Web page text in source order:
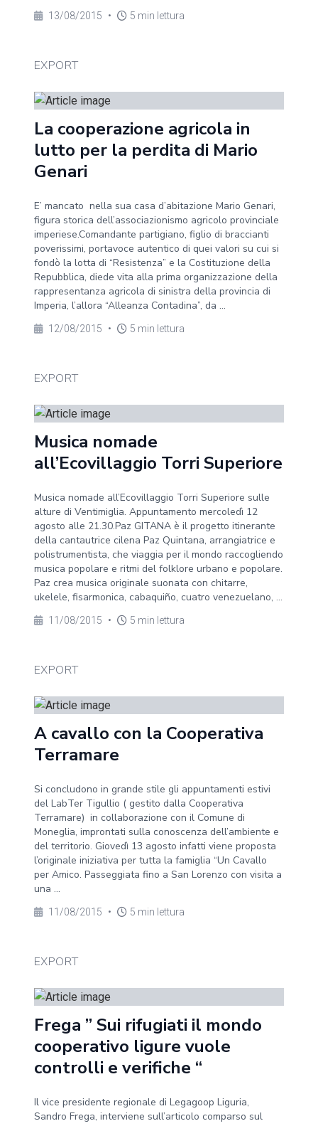
13/08/2015 • 5 min lettura
EXPORT
La cooperazione agricola in
lutto per la perdita di Mario
Genari
E’ mancato nella sua casa d’abitazione Mario Genari,
figura storica dell’associazionismo agricolo provinciale
imperiese.Comandante partigiano, figlio di braccianti
poverissimi, portavoce autentico di quei valori su cui si
fondò la lotta di “Resistenza” e la Costituzione della
Repubblica, diede vita alla prima organizzazione della
rappresentanza agricola di sinistra della provincia di
Imperia, l’allora “Alleanza Contadina”, da ...
12/08/2015 • 5 min lettura
EXPORT
Musica nomade
all’Ecovillaggio Torri Superiore
Musica nomade all’Ecovillaggio Torri Superiore sulle
alture di Ventimiglia. Appuntamento mercoledì 12
agosto alle 21.30.Paz GITANA è il progetto itinerante
della cantautrice cilena Paz Quintana, arrangiatrice e
polistrumentista, che viaggia per il mondo raccogliendo
musica popolare e ritmi del folklore urbano e popolare.
Paz crea musica originale suonata con chitarre,
ukelele, fisarmonica, cabaquiño, cuatro venezuelano, ...
11/08/2015 • 5 min lettura
EXPORT
A cavallo con la Cooperativa
Terramare
Si concludono in grande stile gli appuntamenti estivi
del LabTer Tigullio ( gestito dalla Cooperativa
Terramare) in collaborazione con il Comune di
Moneglia, improntati sulla conoscenza dell’ambiente e
del territorio. Giovedì 13 agosto infatti viene proposta
l’originale iniziativa per tutta la famiglia “Un Cavallo
per Amico. Passeggiata fino a San Lorenzo con visita a
una ...
11/08/2015 • 5 min lettura
EXPORT
Frega ” Sui rifugiati il mondo
cooperativo ligure vuole
controlli e verifiche “
Il vice presidente regionale di Legagoop Liguria,
Sandro Frega, interviene sull’articolo comparso sul